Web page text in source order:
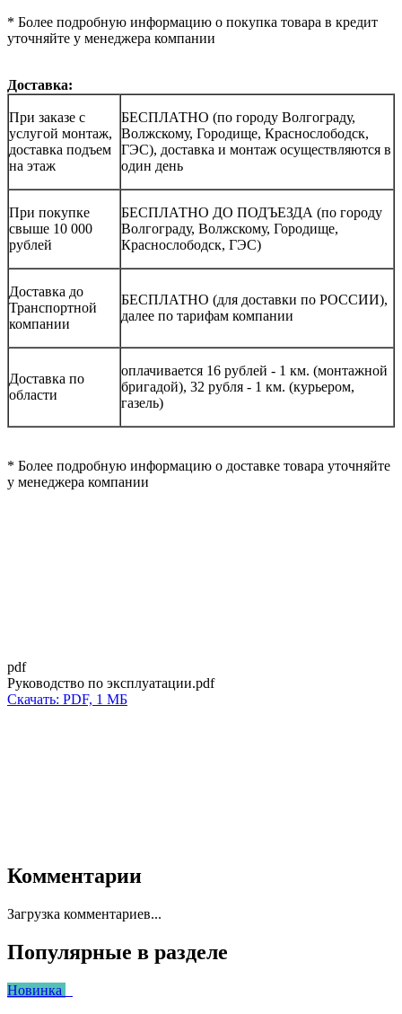
* Более подробную информацию о покупка товара в кредит
уточняйте у менеджера компании
Доставка:
При заказе с
услугой монтаж,
доставка подъем
на этаж
БЕСПЛАТНО (по городу Волгограду,
Волжскому, Городище, Краснослободск,
ГЭС), доставка и монтаж осуществляются в
один день
При покупке
свыше 10 000
рублей
БЕСПЛАТНО ДО ПОДЪЕЗДА (по городу
Волгограду, Волжскому, Городище,
Краснослободск, ГЭС)
Доставка до
Транспортной
компании
БЕСПЛАТНО (для доставки по РОССИИ),
далее по тарифам компании
Доставка по
области
оплачивается 16 рублей - 1 км. (монтажной
бригадой), 32 рубля - 1 км. (курьером,
газель)
* Более подробную информацию о доставке товара уточняйте
у менеджера компании
pdf
Руководство по эксплуатации.pdf
Скачать: PDF, 1 МБ
Комментарии
Загрузка комментариев...
Популярные в разделе
Новинка